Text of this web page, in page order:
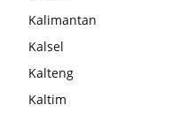
Kalimantan
Kalsel
Kalteng
Kaltim